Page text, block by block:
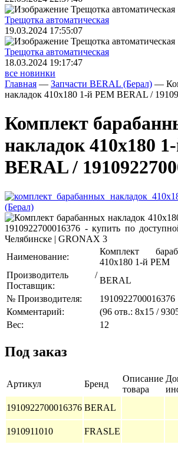
Трещoтка автоматическая
19.03.2024 17:55:07
Трещoтка автоматическая
18.03.2024 19:17:47
все новинки
Главная — Запчасти BERAL (Берал) —
накладок 410x180 1-й РЕМ BERAL /
Комплект
накладок 410x180
BERAL /
Наименование:
Комплект
410x180 1-й РЕМ
Производитель /
Поставщик:
BERAL
№ Производителя:
1910922700016376
Комментарий:
(96 отв.: 8x15 /
Вес:
12
Под заказ
Артикул Бренд
Описание
товара
1910922700016376 BERAL
1910911010
FRASLE